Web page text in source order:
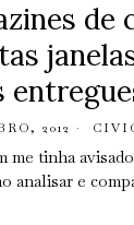
de
2012
me tinha
analisar e